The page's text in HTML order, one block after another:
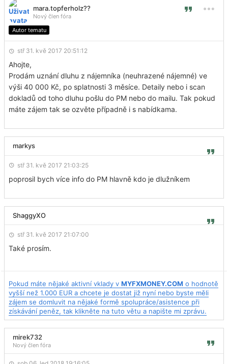
mara.topferholz??
Nový člen fóra
Autor tematu
stř 31. kvě 2017 20:51:12
Ahojte,
Prodám uznání dluhu z nájemníka (neuhrazené nájemné) ve
výši 40 000 Kč, po splatnosti 3 měsíce. Detaily nebo i scan
dokladů od toho dluhu pošlu do PM nebo do mailu. Tak pokud
máte zájem tak se ozvěte případně i s nabídkama.
markys
stř 31. kvě 2017 21:03:25
poprosil bych více info do PM hlavně kdo je dlužníkem
ShaggyXO
stř 31. kvě 2017 21:07:00
Také prosím.
Pokud máte nějaké aktivní vklady v MYFXMONEY.COM o hodnotě
vyšší než 1.000 EUR a chcete je dostat již nyní nebo byste měli
zájem se domluvit na nějaké formě spolupráce/asistence při
získávání peněz, tak klikněte na tuto větu a napište mi zprávu.
mirek732
Nový člen fóra